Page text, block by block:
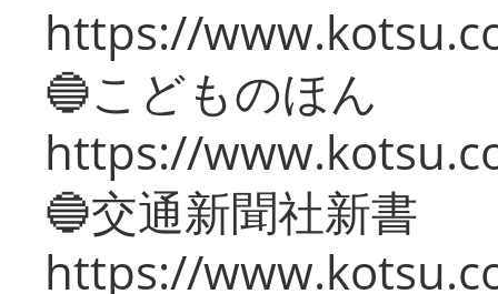
https://
🔵こどものほん
https://
🔵交通新聞社新書
https://